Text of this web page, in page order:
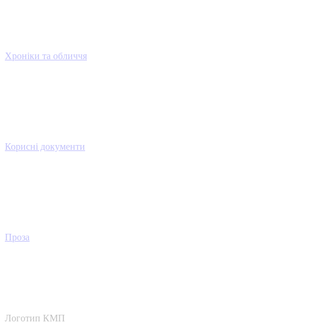
Хроніки та обличчя
Корисні документи
Проза
Логотип КМП